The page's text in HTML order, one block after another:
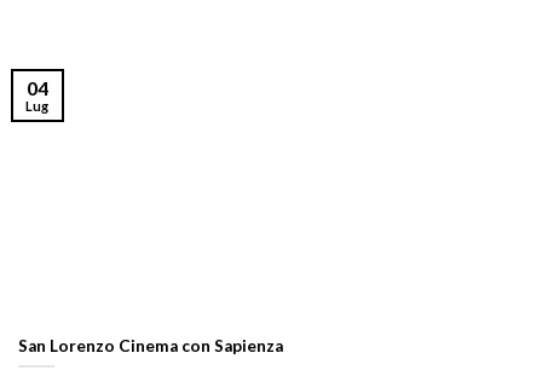
San Lorenzo Cinema con Sapienza
04
Lug